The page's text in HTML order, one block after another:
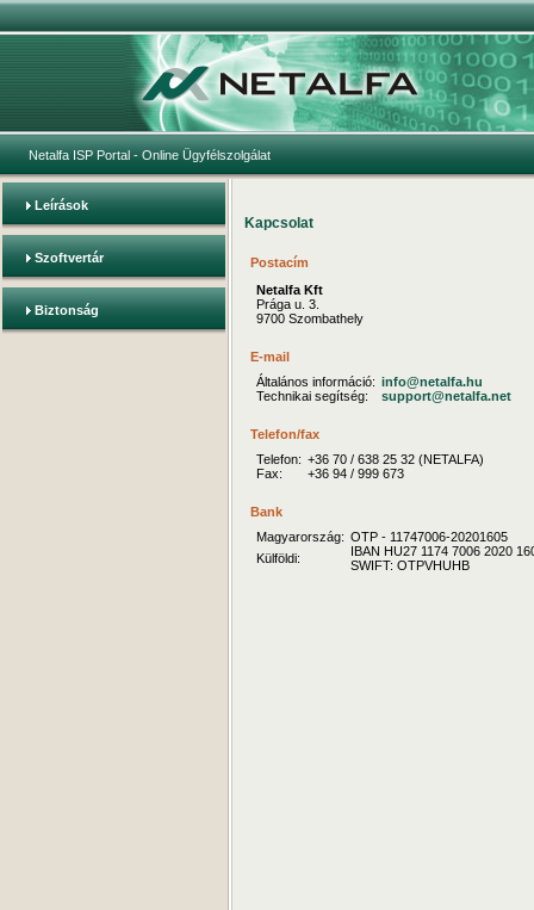
Netalfa ISP Portal - Online Ügyfélszolgálat
Leírások
Szoftvertár
Biztonság
Kapcsolat
Postacím
Netalfa Kft
Prága u. 3.
9700 Szombathely
E-mail
Általános információ: info@netalfa.hu
Technikai segítség:
support@netalfa.net
Telefon/fax
Telefon: +36 70 / 638 25 32 (NETALFA)
Fax:
+36 94 / 999 673
Bank
Magyarország: OTP - 11747006-20201605
Külföldi:
IBAN HU27 1174 7006 2020
SWIFT: OTPVHUHB